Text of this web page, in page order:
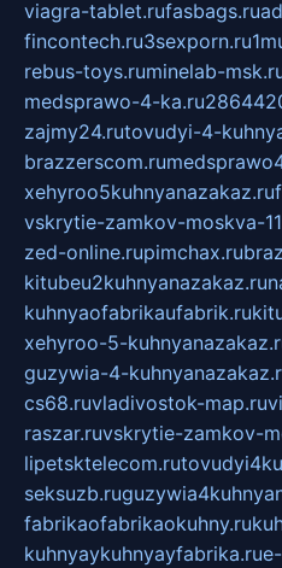
viagra-tablet.rufasbags.ru
fincontech.ru3sexporn.ru
rebus-toys.ruminelab-
medsprawo-4-ka.ru
zajmy24.rutovudyi-4-
brazzerscom.ru
xehyroo5kuhnyanazakaz.ru
vskrytie-zamkov-moskva-
zed-online.rupimchax.ru
kitubeu2kuhnyanazakaz.ru
kuhnyaofabrikaufabrik.ru
xehyroo-5-
guzywia-4-
cs68.ruvladivostok-map.ru
raszar.ruvskrytie-zamkov-
lipetsktelecom.ru
seksuzb.ru
fabrikaofabrikaokuhny.ru
kuhnyaykuhnyayfabrika.ru